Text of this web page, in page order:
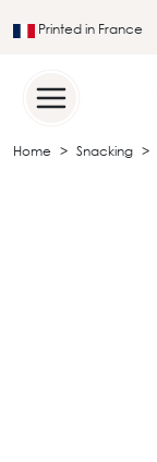
Printed in France
Home Snacking